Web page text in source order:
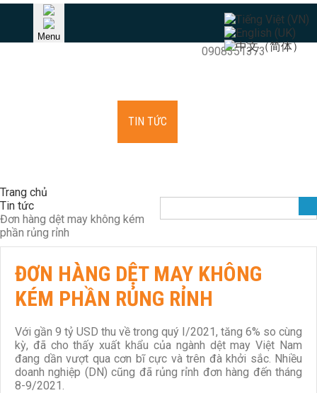
HOTLINE
Khang (Raymond) - TPHCM
0908351373
Menu
TIN TỨC
Trang chủ
Tin tức
Đơn hàng dệt may không kém
phần rủng rỉnh
ĐƠN HÀNG DỆT MAY KHÔNG
KÉM PHẦN RỦNG RỈNH
Với gần 9 tỷ USD thu về trong quý I/2021, tăng 6% so cùng
kỳ, đã cho thấy xuất khẩu của ngành dệt may Việt Nam
đang dần vượt qua cơn bĩ cực và trên đà khởi sắc. Nhiều
doanh nghiệp (DN) cũng đã rủng rỉnh đơn hàng đến tháng
8-9/2021.